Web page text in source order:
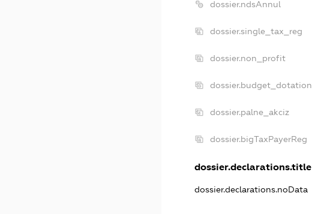
dossier.ndsAnnul
dossier.single_tax_reg
dossier.non_profit
dossier.budget_dotation
dossier.palne_akciz
dossier.bigTaxPayerReg
dossier.declarations.title
dossier.declarations.noData